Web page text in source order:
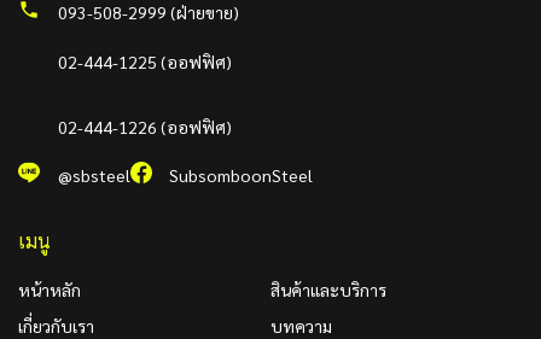
093-508-2999 (ฝ่ายขาย)
02-444-1225 (ออฟฟิศ)
02-444-1226 (ออฟฟิศ)
@sbsteel SubsomboonSteel
เมนู
หน้าหลัก
เกี่ยวกับเรา
สินค้าและบริการ
บทความ